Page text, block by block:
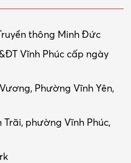
thông Minh Đức
Vĩnh Phúc cấp ngày
Phường Vĩnh Yên,
Trãi, phường Vĩnh Phúc,